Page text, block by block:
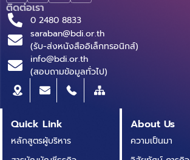
ติดต่อเรา
0 2480 8833
saraban@bdi.or.th
(รับ-ส่งหนังสืออิเล็กทรอนิกส์)
info@bdi.or.th
(สอบถามข้อมูลทั่วไป)
Quick Link
หลักสูตรผู้บริหาร
About Us
ความเป็นมา